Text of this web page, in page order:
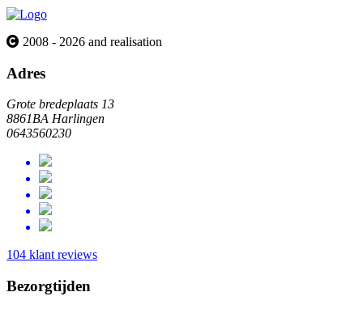
2008 - 2026 and realisation
Adres
Grote bredeplaats 13
8861BA Harlingen
0643560230
104 klant reviews
Bezorgtijden